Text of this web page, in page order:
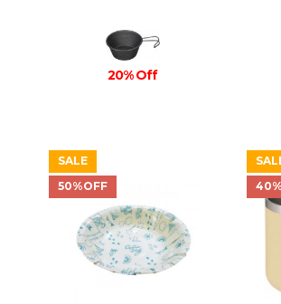
20% Off
SALE
50%OFF